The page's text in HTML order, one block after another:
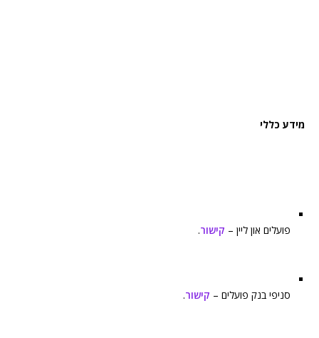
מידע כללי
פועלים און ליין – קישור.
סניפי בנק פועלים – קישור.